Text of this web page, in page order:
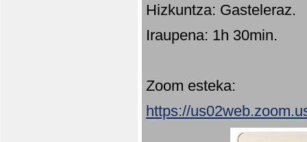
Hizkuntza: Gasteleraz.
Iraupena: 1h 30min.
Zoom esteka:
https://